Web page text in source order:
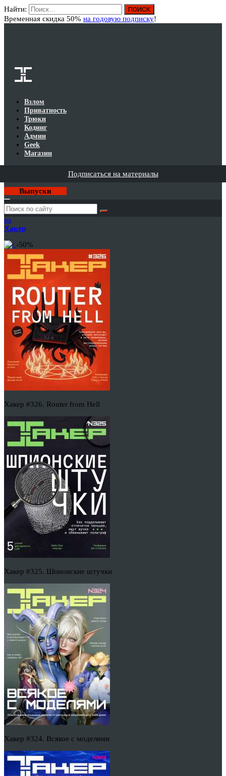
Найти:
Временная скидка 50% на годовую подписку!
Взлом
Приватность
Трюки
Кодинг
Админ
Geek
Магазин
Подписаться на материалы
Выпуски
Годовая
подписка
на
Хакер
-50%
Хакер #326. Router from Hell
Хакер #325. Шпионские штучки
Хакер #324. Всякое с моделями